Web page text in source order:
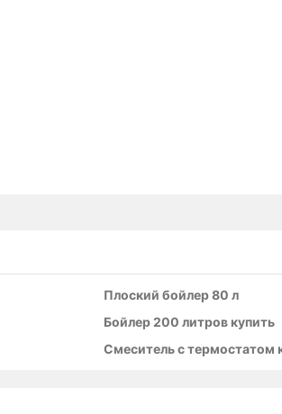
Плоский бойлер 80 л
Бойлер 200 литров купить
Смеситель с термостатом